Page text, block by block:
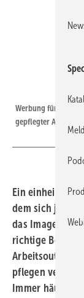
Werbung für den
gepflegter
Ein
dem sich jeder
das Image
richtige
Arbeitsoutfit
pflegen verliert
Immer häufiger